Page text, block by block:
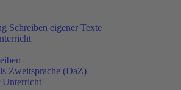
Schreiben eigener Texte
Zweitsprache (DaZ)
Unterricht